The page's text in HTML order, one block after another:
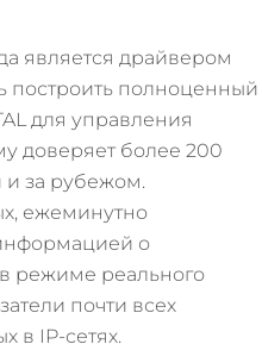
является драйвером
построить полноценный
для управления
доверяет более 200
и за рубежом.
ежеминутно
о
режиме реального
почти всех
в IP-сетях.